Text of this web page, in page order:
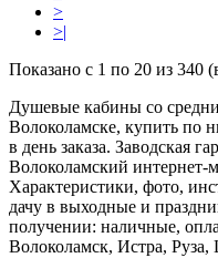
>
>|
Показано с 1 по 20 из 340
Душевые кабины со
Волоколамске, купить по
в день заказа. Заводская
Волоколамский
Характеристики, фото,
дачу в выходные и
получении: наличные,
Волоколамск, Истра,